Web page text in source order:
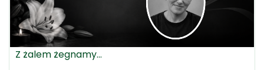
Z żalem żegnamy...